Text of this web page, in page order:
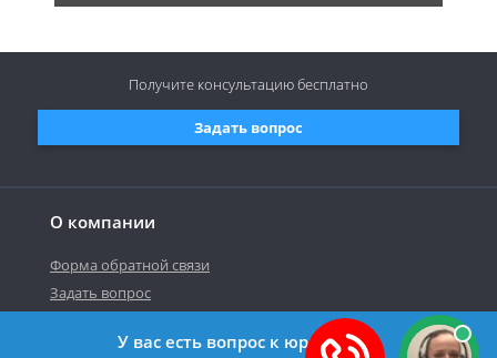
О компании
Форма обратной связи
Задать вопрос
Задать вопрос
Получите консультациюбесплатно
У вас есть вопрос к юристу?